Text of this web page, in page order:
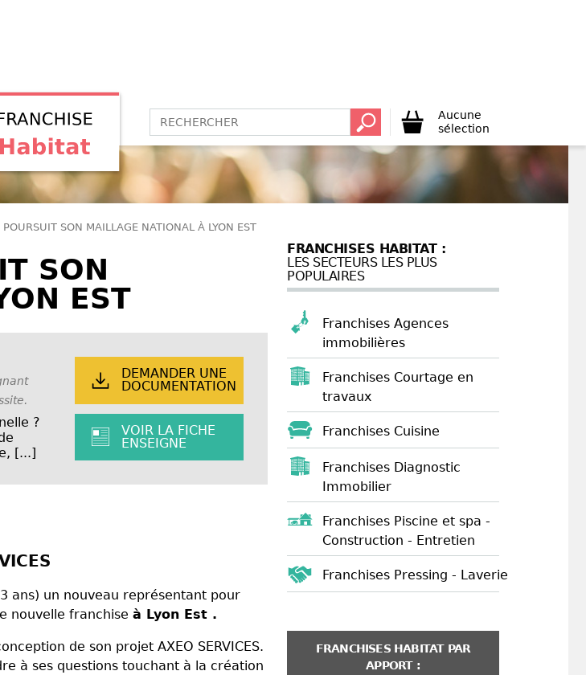
Aucune
sélection
POURSUIT SON MAILLAGE NATIONAL À LYON EST
SON
EST
?
[...]
DEMANDER UNE
DOCUMENTATION
VOIR LA FICHE
ENSEIGNE
ans) un nouveau représentant pour
nouvelle franchise à Lyon Est .
de son projet AXEO SERVICES.
à ses questions touchant à la création
FRANCHISES HABITAT :
LES SECTEURS LES PLUS
POPULAIRES
Franchises Agences
immobilières
Franchises Courtage en
travaux
Franchises Cuisine
Franchises Diagnostic
Immobilier
Franchises Piscine et spa -
Construction - Entretien
Franchises Pressing - Laverie
FRANCHISES HABITAT PAR
APPORT :